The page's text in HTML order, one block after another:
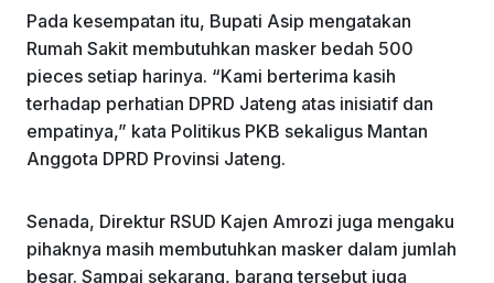
Pada kesempatan itu, Bupati Asip mengatakan
Rumah Sakit membutuhkan masker bedah 500
pieces setiap harinya. “Kami berterima kasih
terhadap perhatian DPRD Jateng atas inisiatif dan
empatinya,” kata Politikus PKB sekaligus Mantan
Anggota DPRD Provinsi Jateng.
Senada, Direktur RSUD Kajen Amrozi juga mengaku
pihaknya masih membutuhkan masker dalam jumlah
besar. Sampai sekarang, barang tersebut juga